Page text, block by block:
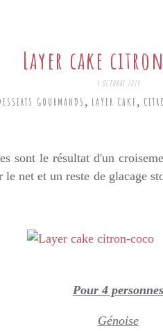
Layer cake
4 OCTOBRE 2014
GOURMANDS , LAYER CAKE,
sont le résultat d'un
le net et un reste de glacage
Pour 4 personnes
Génoise